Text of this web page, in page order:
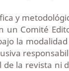
y
un Comité
la
la revista ni